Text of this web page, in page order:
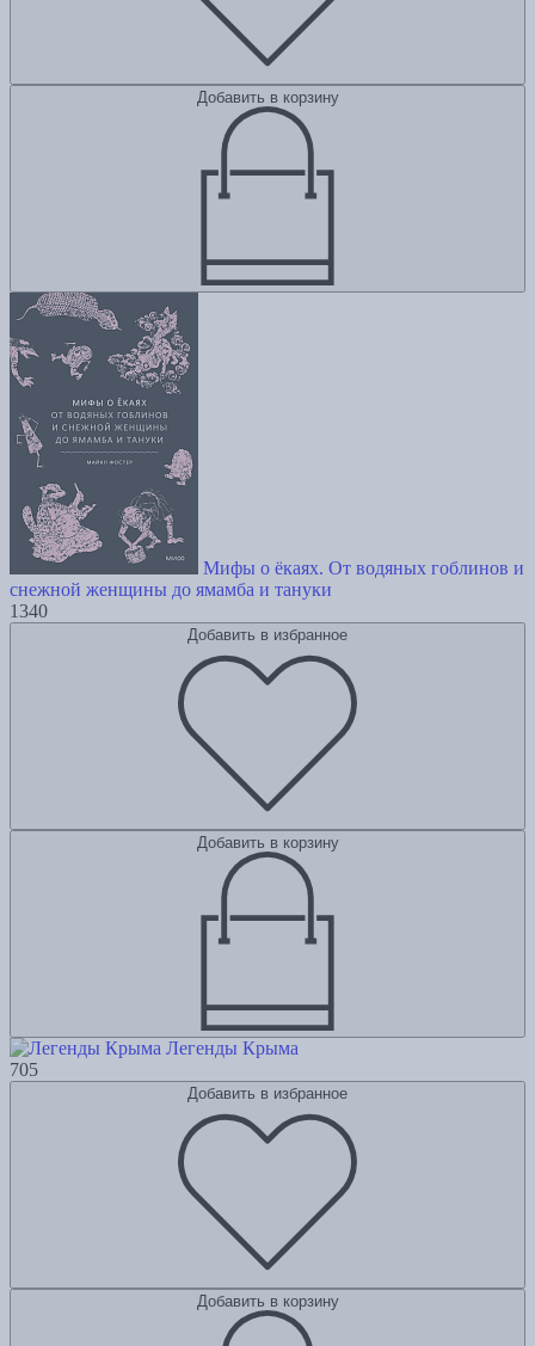
Добавить в корзину
Мифы о ёкаях. От водяных гоблинов и
снежной женщины до ямамба и тануки
1340
Добавить в избранное
Добавить в корзину
Легенды Крыма
705
Добавить в избранное
Добавить в корзину